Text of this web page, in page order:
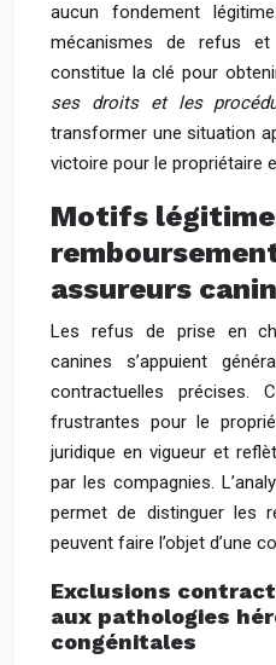
aucun fondement
mécanismes de refus
constitue la clé pour
ses droits et les
transformer une situation
victoire pour le propriétaire
Motifs
assureurs
Les refus de prise en
canines s’appuient
contractuelles précises.
frustrantes pour le
juridique en vigueur et
par les compagnies.
permet de distinguer les
peuvent faire l’objet d’une
Exclusions
aux pathologies
congénitales